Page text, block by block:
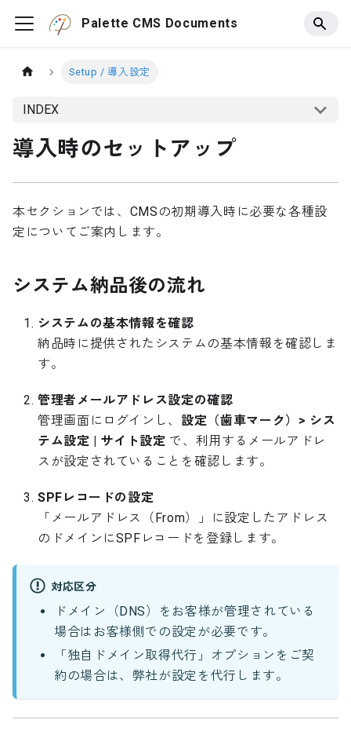
Palette CMS Documents
Setup / 導入設定
INDEX
導入時のセットアップ
本セクションでは、CMSの初期導入時に必要な各種設
定についてご案内します。
システム納品後の流れ
システムの基本情報を確認
納品時に提供されたシステムの基本情報を確認しま
す。
管理者メールアドレス設定の確認
管理画面にログインし、 設定（歯車マーク）> シス
テム設定 | サイト設定 で、利用するメールアドレ
スが設定されていることを確認します。
SPFレコードの設定
「メールアドレス（From）」に設定したアドレス
のドメインにSPFレコードを登録します。
対応区分
ドメイン（DNS）をお客様が管理されている
場合はお客様側での設定が必要です。
「独自ドメイン取得代行」オプションをご契
約の場合は、弊社が設定を代行します。